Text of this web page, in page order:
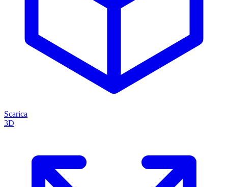
Scarica
3D